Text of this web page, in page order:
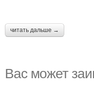
читать дальше →
Вас может